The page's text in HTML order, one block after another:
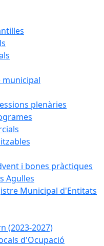
plenàries
i bones pràctiques
Agulles
Municipal d'Entitats
(2023-2027)
d'Ocupació